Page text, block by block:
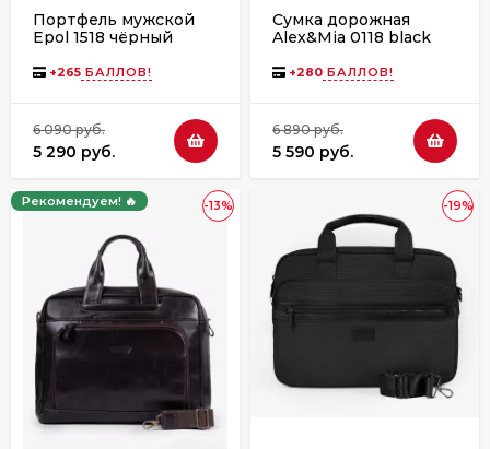
Портфель мужской
Epol 1518 чёрный
+265 БАЛЛОВ!
6 090 руб.
5 290 руб.
Сумка дорожная
Alex&Mia 0118 black
+280 БАЛЛОВ!
6 890 руб.
5 590 руб.
-13%
Рекомендуем! 🔥 -19%